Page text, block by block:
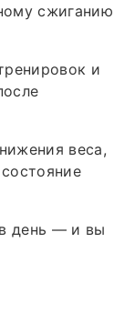
сжиганию
и
веса,
день — и вы